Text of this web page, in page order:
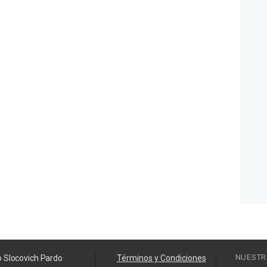
Slocovich Pardo Términos y Condiciones